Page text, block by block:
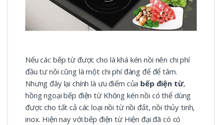
Nếu các bếp từ được cho là khá kén nồi nên chi phí
đầu tư nồi cũng là một chi phí đáng để để tâm.
Nhưng đây lại chính là ưu điểm của bếp điện từ,
hồng ngoại bếp điện từ Không kén nồi có thể dùng
được cho tất cả các loại nồi từ nồi đất, nồi thủy tinh,
inox. Hiện nay với bếp điện từ Hiện đại đã có có